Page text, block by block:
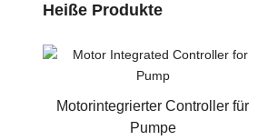
Heiße Produkte
Motorintegrierter Controller für
Pumpe